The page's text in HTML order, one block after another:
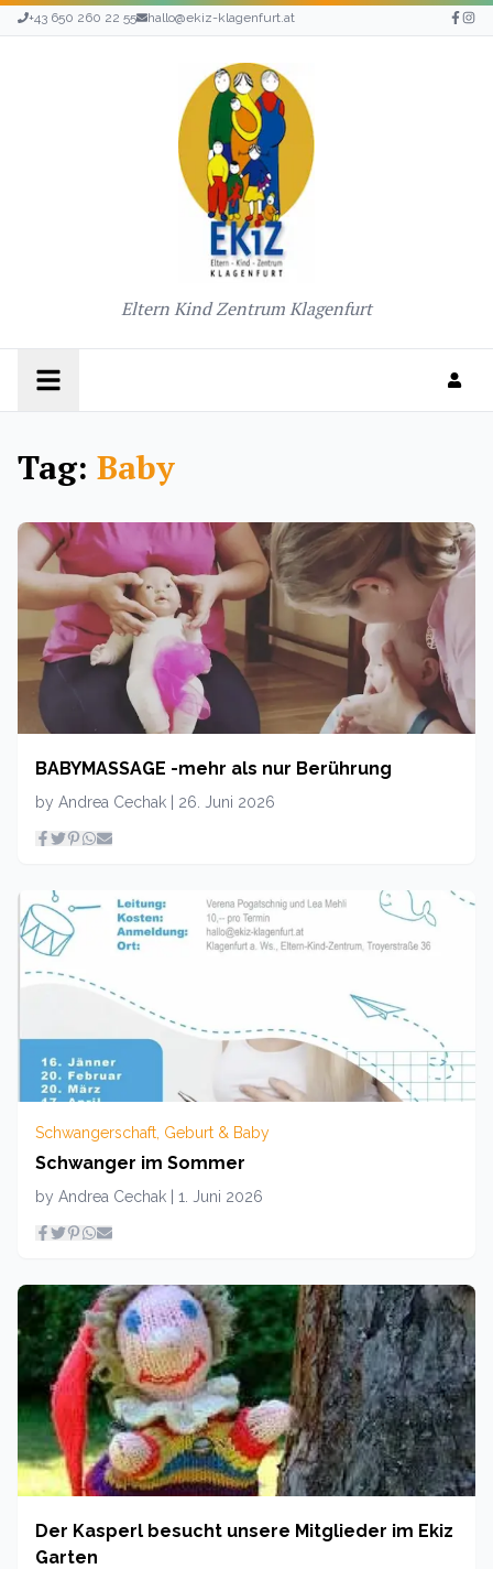
+43 650 260 22 55 hallo@ekiz-klagenfurt.at
Eltern Kind Zentrum Klagenfurt
Tag: Baby
BABYMASSAGE -mehr als nur Berührung
by Andrea Cechak | 26. Juni 2026
Schwangerschaft, Geburt & Baby
Schwanger im Sommer
by Andrea Cechak | 1. Juni 2026
Der Kasperl besucht unsere Mitglieder im Ekiz
Garten